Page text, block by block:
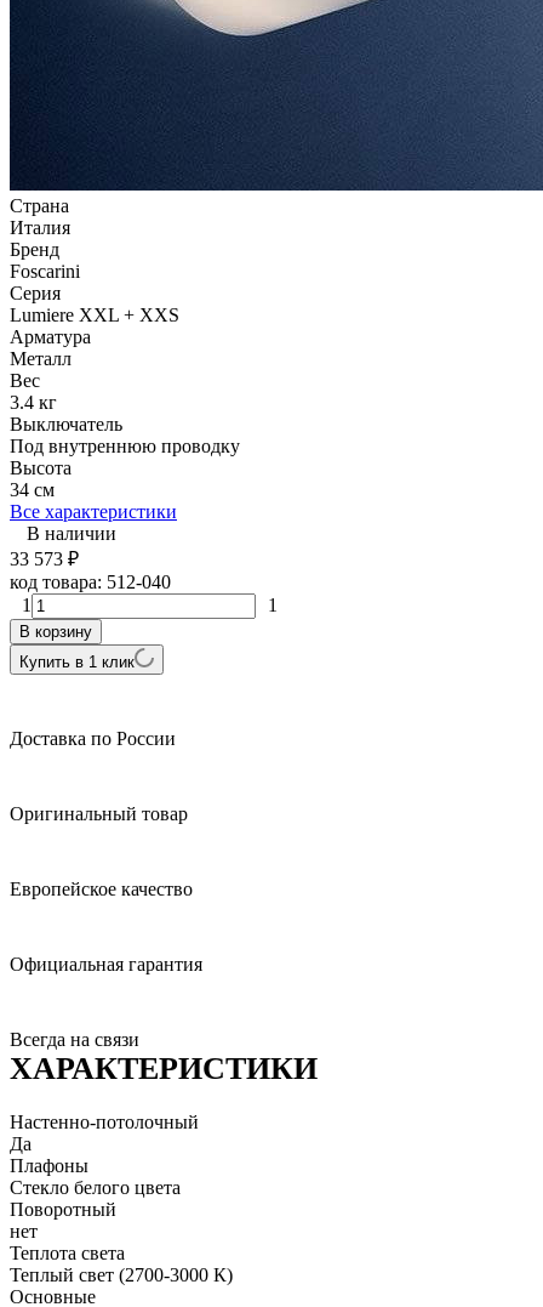
Страна
Италия
Бренд
Foscarini
Серия
Lumiere XXL + XXS
Арматура
Металл
Вес
3.4 кг
Выключатель
Под внутреннюю проводку
Высота
34 см
Все характеристики
В наличии
33 573 ₽
код товара: 512-040
1
1
В корзину
Купить в 1 клик
Доставка по России
Оригинальный товар
Европейское качество
Официальная гарантия
Всегда на связи
ХАРАКТЕРИСТИКИ
Настенно-потолочный
Да
Плафоны
Стекло белого цвета
Поворотный
нет
Теплота света
Теплый свет (2700-3000 К)
Основные